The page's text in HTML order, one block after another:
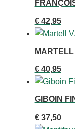
€42,95
MARTELL
€40,95
GIBOIN
€37,50